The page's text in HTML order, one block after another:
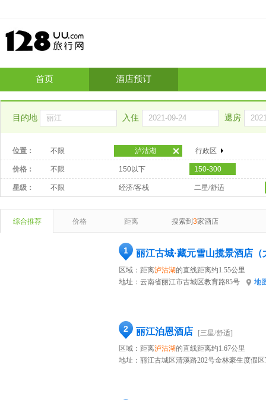
首页 酒店预订
目的地 入住 退房
位置： 不限 泸沽湖 行政区
价格： 不限 150以下 150-300
星级： 不限 经济/客栈 二星/舒适
综合推荐 价格 距离 搜索到 3家酒店
1 丽江古城·藏元雪山揽景酒店（
区域：距离泸沽湖的直线距离约1.55公里
地址： 云南省丽江市古城区教育路85号 地
2 丽江泊恩酒店
[三星/舒适]
区域：距离泸沽湖的直线距离约1.67公里
地址： 丽江古城区清溪路202号金林豪生度假区